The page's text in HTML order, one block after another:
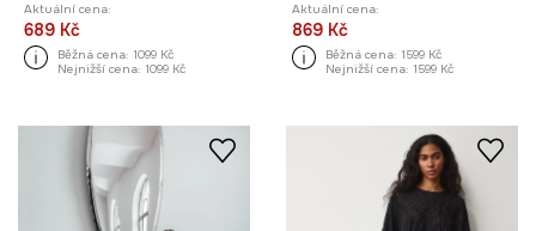
Aktuální cena:
689 Kč
Běžná cena: 1099 Kč
Nejnižší cena: 1099 Kč
Aktuální cena:
869 Kč
Běžná cena: 1599 Kč
Nejnižší cena: 1599 Kč